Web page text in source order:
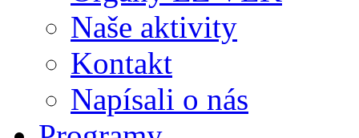
Naše aktivity
Kontakt
Napísali o nás